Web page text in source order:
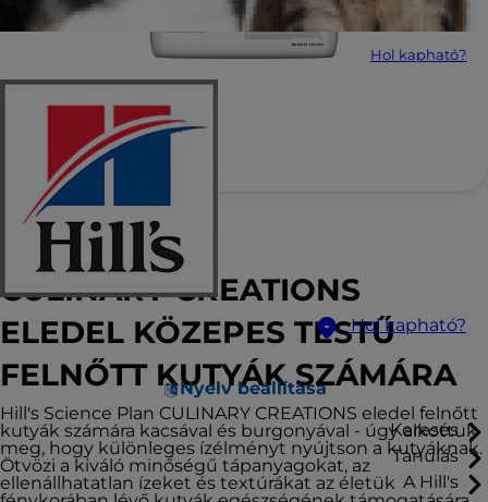
Hol kapható?
Hol kapható?
Nyelv beállítása
Keresés
Tanulás
A Hill's
Hill's Science Plan
CULINARY CREATIONS
ELEDEL KÖZEPES TESTŰ
FELNŐTT KUTYÁK SZÁMÁRA
Hill's Science Plan CULINARY CREATIONS eledel felnőtt
kutyák számára kacsával és burgonyával - úgy alkottuk
meg, hogy különleges ízélményt nyújtson a kutyáknak.
Ötvözi a kiváló minőségű tápanyagokat, az
ellenállhatatlan ízeket és textúrákat az életük